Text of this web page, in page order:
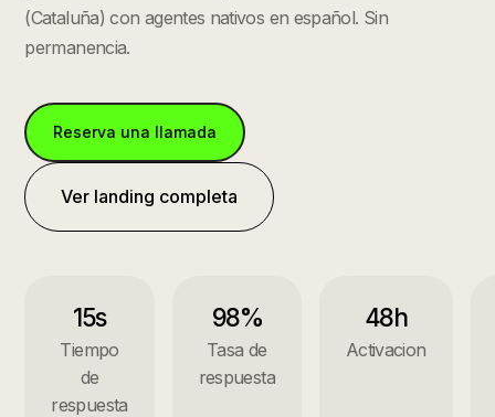
(Cataluña) con agentes nativos en español. Sin
permanencia.
Reserva una llamada
Ver landing completa
15s
Tiempo
de
respuesta
98%
Tasa de
respuesta
48h
Activacion